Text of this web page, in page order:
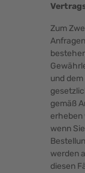
Zum
und
gemäß
erheben
wenn
werden
diesen